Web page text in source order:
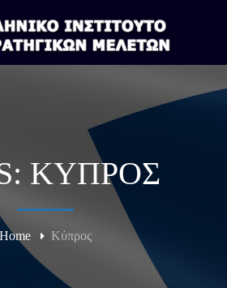
ΚΎΠΡΟΣ
Home Κύπρος